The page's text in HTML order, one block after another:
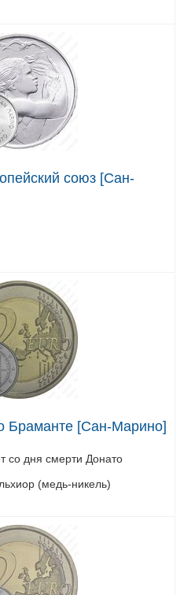
союз [Сан-
Браманте [Сан-Марино]
со дня смерти Донато
(медь-никель)